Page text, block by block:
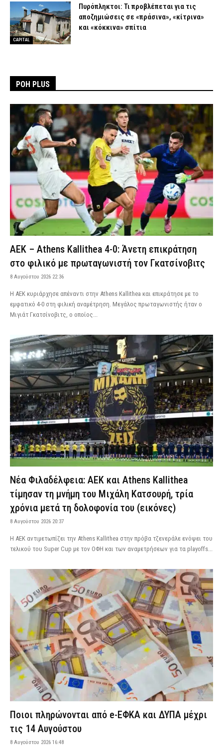
CAPITAL
Πυρόπληκτοι: Τι προβλέπεται για τις
αποζημιώσεις σε «πράσινα», «κίτρινα»
και «κόκκινα» σπίτια
ΡΟΗ PLUS
ΑΕΚ – Athens Kallithea 4-0: Άνετη επικράτηση
στο φιλικό με πρωταγωνιστή τον Γκατσίνοβιτς
8 Αυγούστου 2026 22:36
Η ΑΕΚ κυριάρχησε απέναντι στην Athens Kallithea και επικράτησε με το
εμφατικό 4-0 στη φιλική αναμέτρηση. Μεγάλος πρωταγωνιστής ήταν ο
Μιγιάτ Γκατσίνοβιτς, ο οποίος...
Νέα Φιλαδέλφεια: ΑΕΚ και Athens Kallithea
τίμησαν τη μνήμη του Μιχάλη Κατσουρή, τρία
χρόνια μετά τη δολοφονία του (εικόνες)
8 Αυγούστου 2026 20:37
Η ΑΕΚ αντιμετωπίζει την Athens Kallithea στην πρόβα τζενεράλε ενόψει του
τελικού του Super Cup με τον ΟΦΗ και των αναμετρήσεων για τα playoffs...
Ποιοι πληρώνονται από e-ΕΦΚΑ και ΔΥΠΑ μέχρι
τις 14 Αυγούστου
8 Αυγούστου 2026 16:48